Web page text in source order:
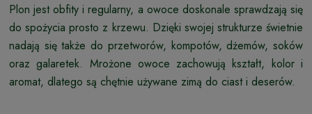
Plon jest obfity i regularny, a owoce doskonale sprawdzają się
do spożycia prosto z krzewu. Dzięki swojej strukturze świetnie
nadają się także do przetworów, kompotów, dżemów, soków
oraz galaretek. Mrożone owoce zachowują kształt, kolor i
aromat, dlatego są chętnie używane zimą do ciast i deserów.